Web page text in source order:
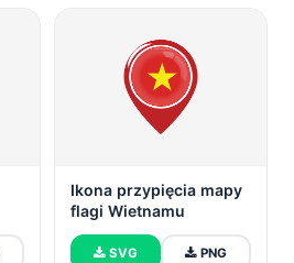
Ikona przypięcia mapy
flagi Wietnamu
SVG PNG